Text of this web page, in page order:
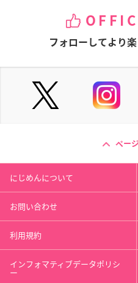
フォローしてより
ペー
にじめんについて
お問い合わせ
利用規約
インフォマティブデータポリシ
ー